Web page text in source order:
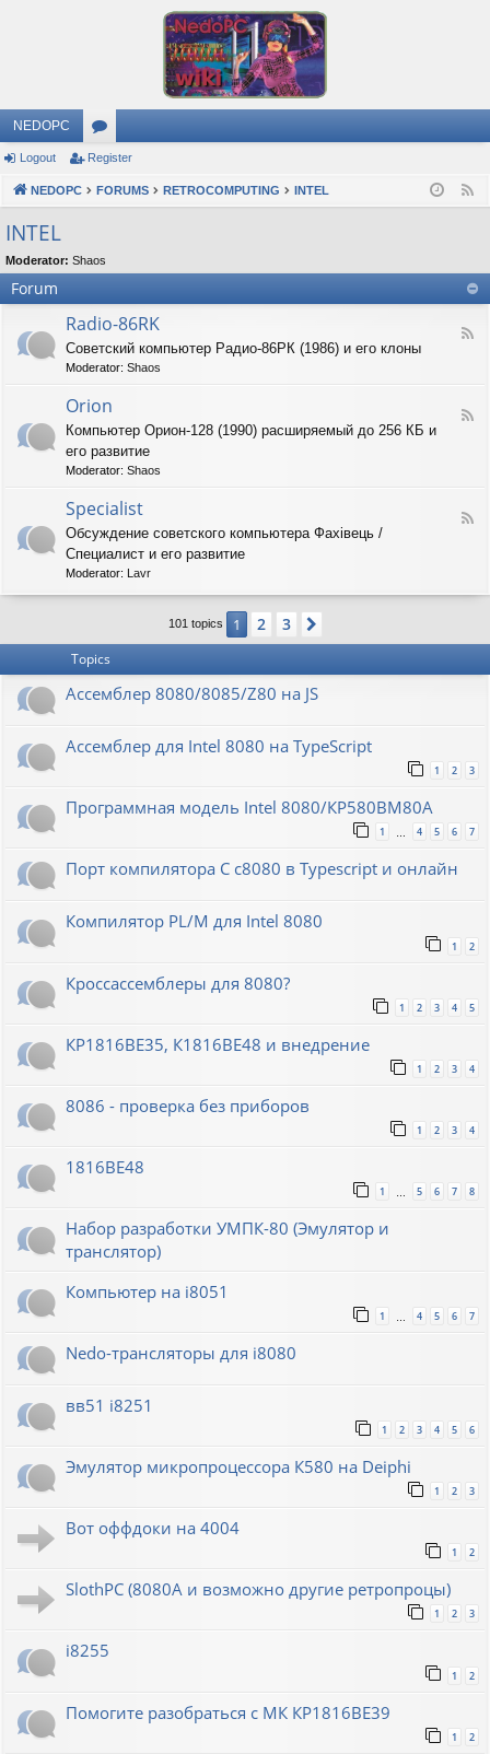
NEDOPC
or
u
s
Logout Register
NEDOPC FORUMS RETROCOMPUTING INTEL
INTEL
Moderator: Shaos
Forum
F
d
R
o
8
Radio-86RK
Советский компьютер Радио-86РК (1986) и его клоны
Moderator: Shaos
F
Orion
Компьютер Орион-128 (1990) расширяемый до 256 КБ и
его развитие
Moderator: Shaos
F
i
i
t
Specialist
Обсуждение советского компьютера Фахiвець /
Специалист и его развитие
Moderator: Lavr
101 topics 1 2 3
Topics
Ассемблер 8080/8085/Z80 на JS
Ассемблер для Intel 8080 на TypeScript
1 2 3
Программная модель Intel 8080/КР580ВМ80А
1 … 4 5 6 7
Порт компилятора С с8080 в Typescript и онлайн
Компилятор PL/M для Intel 8080
1 2
Кроссассемблеры для 8080?
1 2 3 4 5
КР1816ВЕ35, К1816ВЕ48 и внедрение
1 2 3 4
8086 - проверка без приборов
1 2 3 4
1816ВЕ48
1 5 6 7 8
Набор разработки УМПК-80 (Эмулятор и
транслятор)
Компьютер на i8051
1 … 4 5 6 7
Nedo-трансляторы для i8080
вв51 i8251
1 2 3 4 5 6
Эмулятор микропроцессора К580 на Deiphi
1 2 3
Вот оффдоки на 4004
1 2
SlothPC (8080A и возможно другие ретропроцы)
1 2 3
i8255
1 2
Помогите разобраться с МК КР1816ВЕ39
1 2